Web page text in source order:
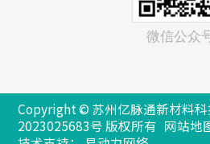
微信公众
Copyright © 苏州亿脉通新材料
2023025683号 版权所有 网站地